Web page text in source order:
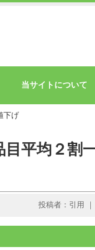
当サイトについて
下げ
目平均２割
投稿者：引用